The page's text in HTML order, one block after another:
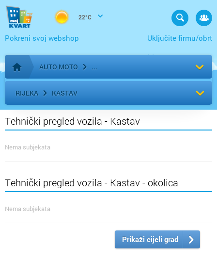
22°C
Uključite firmu/obrt
Pokreni svoj webshop
Početna stranica
AUTO MOTO
RIJEKA KASTAV
Tehnički pregled vozila - Kastav
Nema subjekata
Tehnički pregled vozila - Kastav - okolica
Nema subjekata
Prikaži cijeli grad